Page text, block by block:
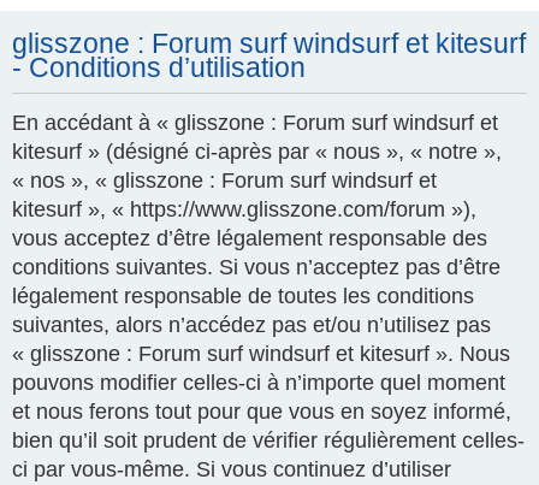
glisszone : Forum surf windsurf et kitesurf
- Conditions d’utilisation
En accédant à « glisszone : Forum surf windsurf et
kitesurf » (désigné ci-après par « nous », « notre »,
« nos », « glisszone : Forum surf windsurf et
kitesurf », « https://www.glisszone.com/forum »),
vous acceptez d’être légalement responsable des
conditions suivantes. Si vous n’acceptez pas d’être
légalement responsable de toutes les conditions
suivantes, alors n’accédez pas et/ou n’utilisez pas
« glisszone : Forum surf windsurf et kitesurf ». Nous
pouvons modifier celles-ci à n’importe quel moment
et nous ferons tout pour que vous en soyez informé,
bien qu’il soit prudent de vérifier régulièrement celles-
ci par vous-même. Si vous continuez d’utiliser